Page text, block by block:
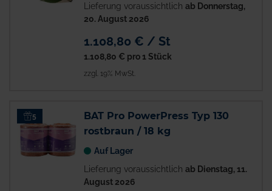
Lieferung voraussichtlich ab Donnerstag,
20. August 2026
1.108,80 € / St
1.108,80 € pro 1 Stück
zzgl. 19% MwSt.
5
BAT Pro PowerPress Typ 130
rostbraun / 18 kg
Auf Lager
Lieferung voraussichtlich ab Dienstag, 11.
August 2026